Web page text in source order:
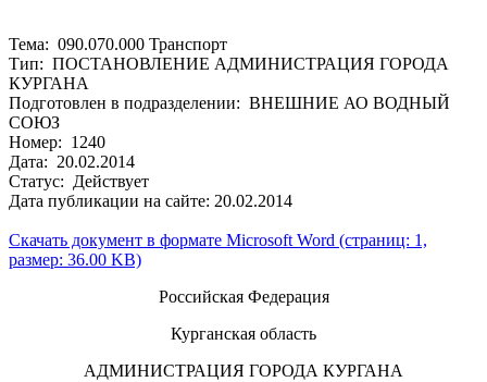
Тема: 090.070.000 Транспорт
Тип: ПОСТАНОВЛЕНИЕ АДМИНИСТРАЦИЯ ГОРОДА
КУРГАНА
Подготовлен в подразделении: ВНЕШНИЕ АО ВОДНЫЙ
СОЮЗ
Номер: 1240
Дата: 20.02.2014
Статус: Действует
Дата публикации на сайте: 20.02.2014
Скачать документ в формате Microsoft Word (страниц: 1,
размер: 36.00 KB)
Российская Федерация
Курганская область
АДМИНИСТРАЦИЯ ГОРОДА КУРГАНА